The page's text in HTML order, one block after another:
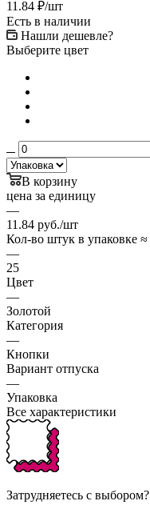
11.84 ₽/шт
Есть в наличии
Нашли дешевле?
Выберите цвет
В корзину
цена за единицу
—
11.84 руб./шт
Кол-во штук в упаковке ≈
—
25
Цвет
—
Золотой
Категория
—
Кнопки
Вариант отпуска
—
Упаковка
Все характеристики
Затрудняетесь с выбором?